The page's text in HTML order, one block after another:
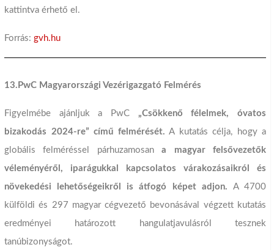
kattintva érhető el.
Forrás: gvh.hu
13.PwC Magyarországi Vezérigazgató Felmérés
Figyelmébe ajánljuk a PwC „Csökkenő félelmek, óvatos
bizakodás 2024-re” című felmérését. A kutatás célja, hogy a
globális felméréssel párhuzamosana magyar felsővezetők
véleményéről, iparágukkal kapcsolatos várakozásaikról és
növekedési lehetőségeikről is átfogó képet adjon. A 4700
külföldi és 297 magyar cégvezető bevonásával végzett kutatás
eredményei határozott hangulatjavulásról tesznek
tanúbizonyságot.